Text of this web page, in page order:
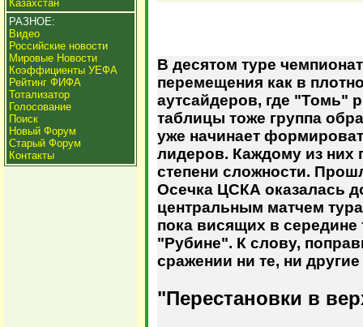
Казахстан
РАЗНОЕ:
Видео
Российские новости
Мировые Новости
Коэффициенты УЕФА
Рейтинг ФИФА
Тотализатор
Голосование
Поиск
Новый Форум
Старый Форум
Контакты
В десятом туре
перемещения как в
аутсайдеров, где "Томь"
таблицы тоже группа
уже начинает
лидеров. Каждому из них
степени сложности.
Осечка ЦСКА оказалась
центральным матчем
пока висящих в
"Рубине". К слову,
сражении ни те, ни
"Перестановки в